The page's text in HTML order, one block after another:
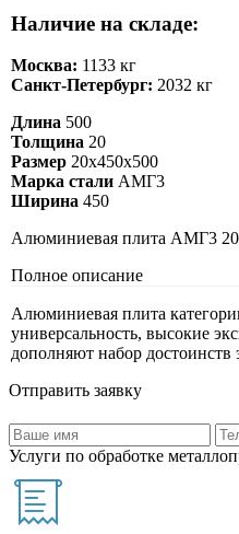
Наличие на складе:
Москва: 1133 кг
Санкт-Петербург: 2032 кг
Длина 500
Толщина 20
Размер 20х450х500
Марка стали АМГ3
Ширина 450
Алюминиевая плита АМГ3 20
Полное описание
Алюминиевая плита
универсальность, высокие
дополняют набор достоинств
Отправить заявку
Услуги по обработке